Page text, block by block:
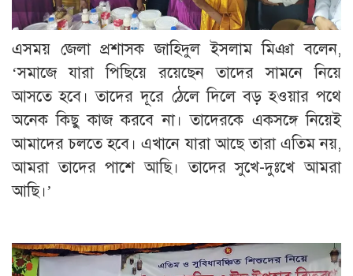
এসময় জেলা প্রশাসক জাহিদুল ইসলাম মিঞা বলেন,
‘সমাজে যারা পিছিয়ে রয়েছেন তাদের সামনে নিয়ে
আসতে হবে। তাদের দূরে ঠেলে দিলে বড় হওয়ার পথে
অনেক কিছু কাজ করবে না। তাদেরকে একসঙ্গে নিয়েই
আমাদের চলতে হবে। এখানে যারা আছে তারা এতিম নয়,
আমরা তাদের পাশে আছি। তাদের সুখে-দুঃখে আমরা
আছি।’